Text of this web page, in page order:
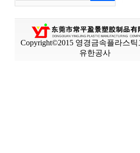
Copyright©2015 영경금속플라스
유한공사